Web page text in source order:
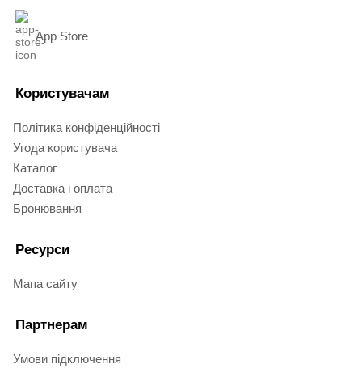
App Store
Користувачам
Політика конфіденційності
Угода користувача
Каталог
Доставка і оплата
Бронювання
Ресурси
Мапа сайту
Партнерам
Умови підключення